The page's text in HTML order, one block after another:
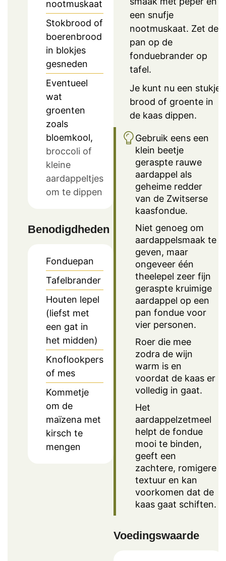
nootmuskaat
Stokbrood of
boerenbrood
in blokjes
gesneden
Eventueel
wat
groenten
zoals
bloemkool,
broccoli of
kleine
aardappeltjes
om te dippen
Benodigdheden
Fonduepan
Tafelbrander
Houten lepel
(liefst met
een gat in
het midden)
Knoflookpers
of mes
Kommetje
om de
maïzena met
kirsch te
mengen
een snufje
nootmuskaat. Zet de
pan op de
fonduebrander op
tafel.
Je kunt nu een stukje
brood of groente in
de kaas dippen.
Gebruik eens een
klein beetje
geraspte rauwe
aardappel als
geheime redder
van de Zwitserse
kaasfondue.
Niet genoeg om
aardappelsmaak te
geven, maar
ongeveer één
theelepel zeer fijn
geraspte kruimige
aardappel op een
pan fondue voor
vier personen.
Roer die mee
zodra de wijn
warm is en
voordat de kaas er
volledig in gaat.
Het
aardappelzetmeel
helpt de fondue
mooi te binden,
geeft een
zachtere, romigere
textuur en kan
voorkomen dat de
kaas gaat schiften.
Voedingswaarde